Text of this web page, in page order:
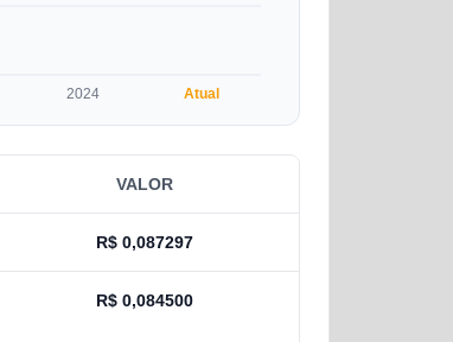
2024 Atual
VALOR
R$ 0,087297
R$ 0,084500